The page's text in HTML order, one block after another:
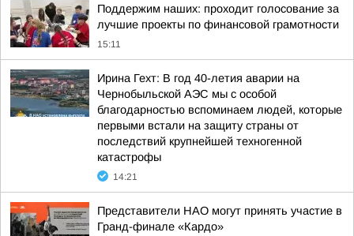
Поддержим наших: проходит голосование за
лучшие проекты по финансовой грамотности
15:11
Ирина Гехт: В год 40-летия аварии на
Чернобыльской АЭС мы с особой
благодарностью вспоминаем людей, которые
первыми встали на защиту страны от
последствий крупнейшей техногенной
катастрофы
14:21
Представители НАО могут принять участие в
Гранд-финале «Кардо»